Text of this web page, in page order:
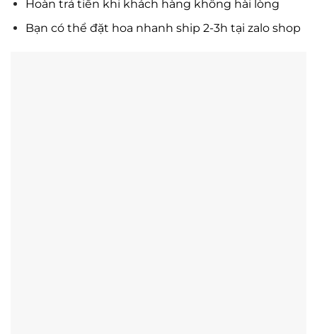
Hoàn trả tiền khi khách hàng không hài lòng
Bạn có thể đặt hoa nhanh ship 2-3h tại zalo shop